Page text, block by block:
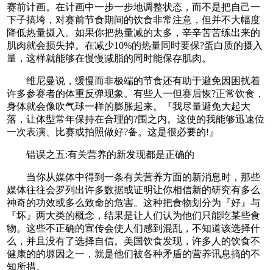
赛前计画。在计画中一步一步地调整状态，而不是把自己一
下子搞垮，对赛前节食期间的饮食非常注意，但并不大幅度
降低热量摄入。如果你把热量减的太多，辛辛苦苦练出来的
肌肉就会损失掉。在减少10%的热量同时要保?蛋白质的摄入
量，这样就能够在慢慢减脂的同时能保存肌肉。
维尼曼说，缓慢而非极端的节食还有助于避免因困扰着
许多参赛者的体重反弹现象。有些人一但赛后恢?正常饮食，
身体就会像吹气球一样的膨胀起来。『我尽量避免大起大
落，让体型常年保持在合理的?围之内。这使的我能够迅速位
一次表演、比赛或拍照做好?备。这是很必要的!』
错误之五:有关营养的新发现都是正确的
当你从媒体中得到一条有关营养方面的新消息时，那些
媒体往往会罗列出许多数据或证明让你相信新的研究有多么
神奇的功效或多么致命的危害。这种把食物划分为『好』与
『坏』两大类的概念，结果是让人们认为他们只能吃某些食
物。这些不正确的宣传会使人们感到混乱，不知道该选择什
么，并且没有了选择自信。美国饮食发现，许多人的饮食不
健康的的塬因之一，就是他们被各种矛盾的营养讯息搞的不
知所措。